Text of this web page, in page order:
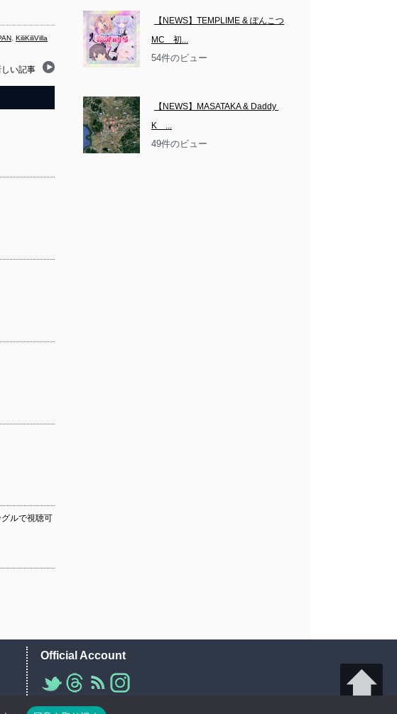
, KiliKiliVilla
い記事
ルで視聴可
【NEWS】TEMPLIME & ぽんこつ
MC　初...
54件のビュー
【NEWS】MASATAKA & Daddy
K　...
49件のビュー
Official Account
">